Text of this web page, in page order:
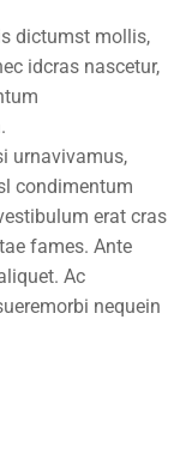
dictumst mollis,
idcras nascetur,
urnavivamus,
condimentum
erat cras
fames. Ante
Ac
nequein